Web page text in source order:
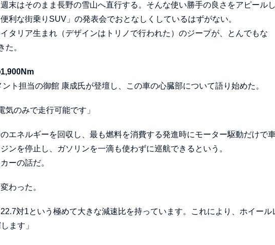
末はそのまま長野の雪山へ直行する。そんな使い勝手の良さをアピール
利な街乗りSUV」の発表会でおとなしくしているはずがない。
タリア生まれ（デザインはトリノで行われた）のジープが、とんでもな
た。
ト担当の御館 康成氏が登壇し、この車の心臓部について語り始めた。
気のみで走行可能です」
エネルギーを回収し、最も燃料を消費する発進時にモーター駆動だけで
ンを停止し、ガソリンを一滴も使わずに巡航できるという。
ーの話だ。
わった。
対1という極めて大きな減速比を持っています。これにより、ホイール
ます」